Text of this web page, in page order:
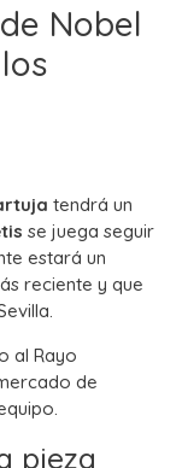
Nobel
tendrá un
se juega seguir
estará un
reciente y que
al Rayo
de
pieza